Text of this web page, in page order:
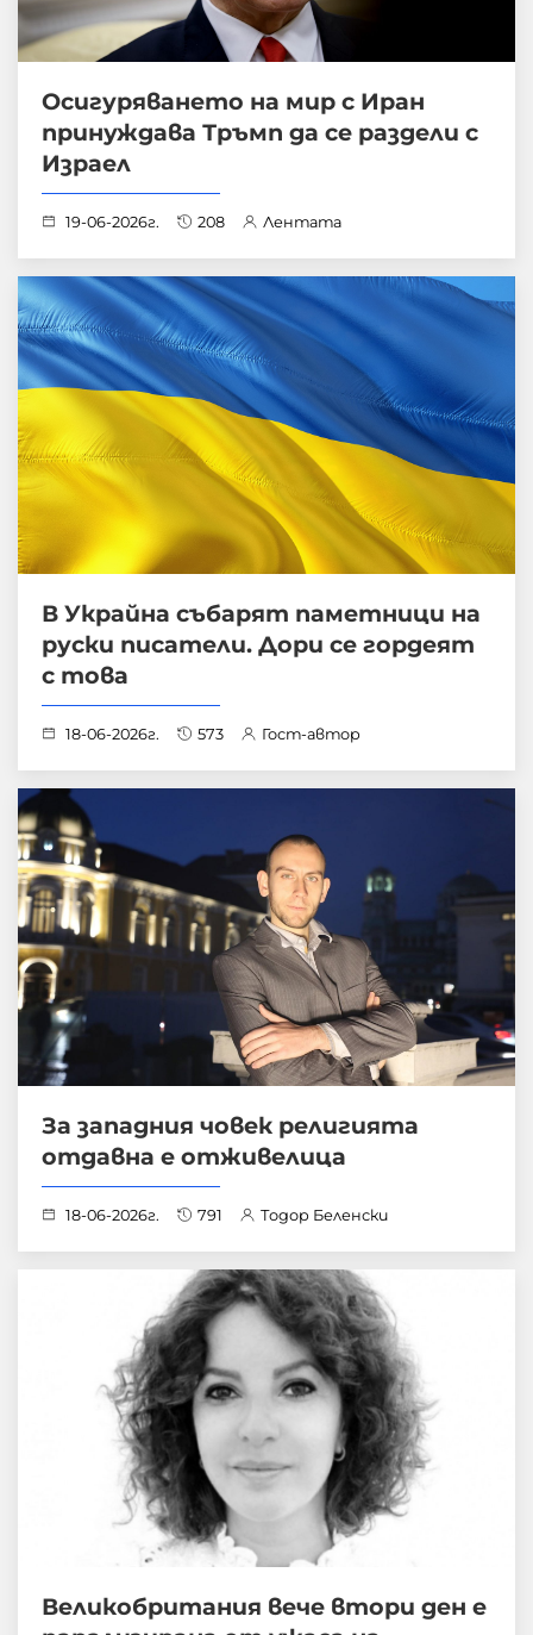
Осигуряването на мир с Иран
принуждава Тръмп да се раздели с
Израел
19-06-2026г. 208 Лентата
В Украйна събарят паметници на
руски писатели. Дори се гордеят
с това
18-06-2026г. 573 Гост-автор
За западния човек религията
отдавна е отживелица
18-06-2026г. 791 Тодор Беленски
Великобритания вече втори ден е